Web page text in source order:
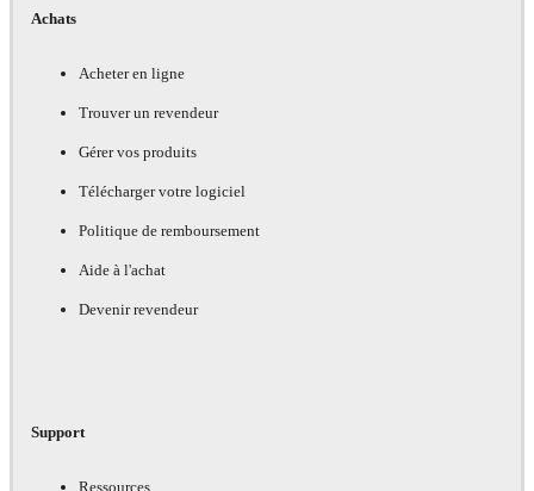
Achats
Acheter en ligne
Trouver un revendeur
Gérer vos produits
Télécharger votre logiciel
Politique de remboursement
Aide à l'achat
Devenir revendeur
Support
Ressources